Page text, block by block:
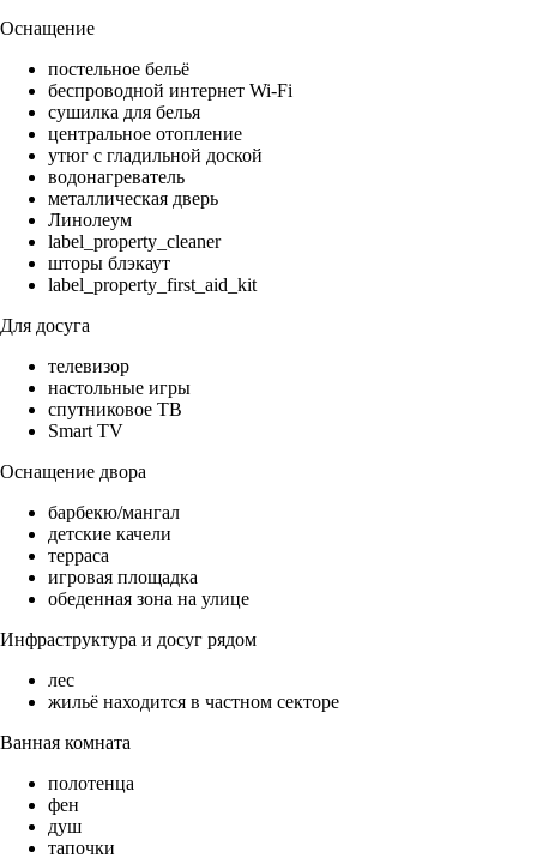
Оснащение
постельное бельё
беспроводной интернет Wi-Fi
сушилка для белья
центральное отопление
утюг с гладильной доской
водонагреватель
металлическая дверь
Линолеум
label_property_cleaner
шторы блэкаут
label_property_first_aid_kit
Для досуга
телевизор
настольные игры
спутниковое ТВ
Smart TV
Оснащение двора
барбекю/мангал
детские качели
терраса
игровая площадка
обеденная зона на улице
Инфраструктура и досуг рядом
лес
жильё находится в частном секторе
Ванная комната
полотенца
фен
душ
тапочки